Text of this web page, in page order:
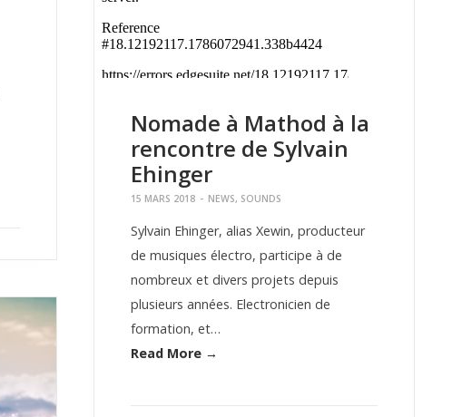
Nomade à Mathod à la
rencontre de Sylvain
Ehinger
15 MARS 2018 - NEWS, SOUNDS
Sylvain Ehinger, alias Xewin, producteur
de musiques électro, participe à de
nombreux et divers projets depuis
plusieurs années. Electronicien de
formation, et…
Read More →